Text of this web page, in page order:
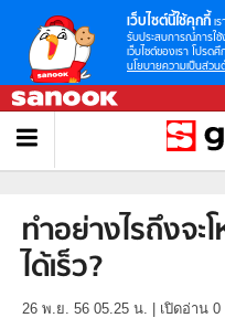
เว็บไซต์นี้ใช้คุกกี้ เ
รับประสบการณ์การใ
เว็บไซต์ของเรา โปรด
นโยบายความเป็นส่วน
ทำอย่างไรถึงจะ
ได้เร็ว?
26 พ.ย. 56 05.25 น. เปิดอ่าน 0